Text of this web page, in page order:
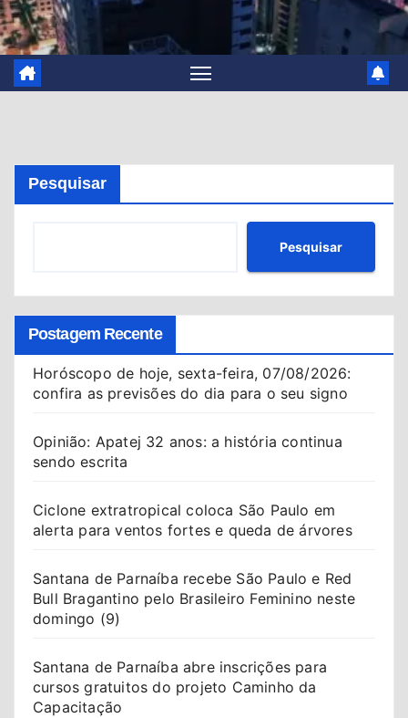
Pesquisar
Pesquisar
Postagem Recente
Horóscopo de hoje, sexta-feira, 07/08/2026:
confira as previsões do dia para o seu signo
Opinião: Apatej 32 anos: a história continua
sendo escrita
Ciclone extratropical coloca São Paulo em
alerta para ventos fortes e queda de árvores
Santana de Parnaíba recebe São Paulo e Red
Bull Bragantino pelo Brasileiro Feminino neste
domingo (9)
Santana de Parnaíba abre inscrições para
cursos gratuitos do projeto Caminho da
Capacitação